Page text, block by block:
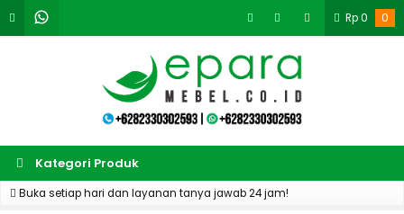
Rp0 0
Kategori Produk
Buka setiap hari dan layanan tanya jawab 24 jam!